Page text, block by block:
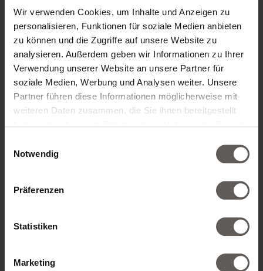
Wir verwenden Cookies, um Inhalte und Anzeigen zu
personalisieren, Funktionen für soziale Medien anbieten
zu können und die Zugriffe auf unsere Website zu
analysieren. Außerdem geben wir Informationen zu Ihrer
Verwendung unserer Website an unsere Partner für
soziale Medien, Werbung und Analysen weiter. Unsere
Partner führen diese Informationen möglicherweise mit
weiteren Daten zusammen, die Sie ihnen bereitgestellt
Notwendig
Präferenzen
Statistiken
Marketing